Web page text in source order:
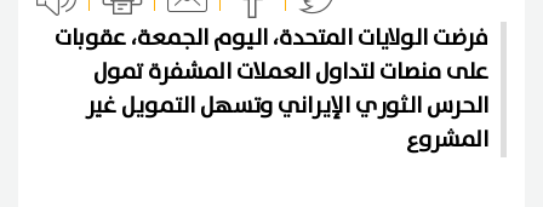
فرضت الولايات المتحدة، اليوم الجمعة، عقوبات
على منصات لتداول العملات المشفرة تمول
الحرس الثوري الإيراني وتسهل التمويل غير
المشروع